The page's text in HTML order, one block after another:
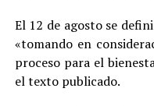
El 12 de agosto se
«tomando en
proceso para el
el texto publicado.